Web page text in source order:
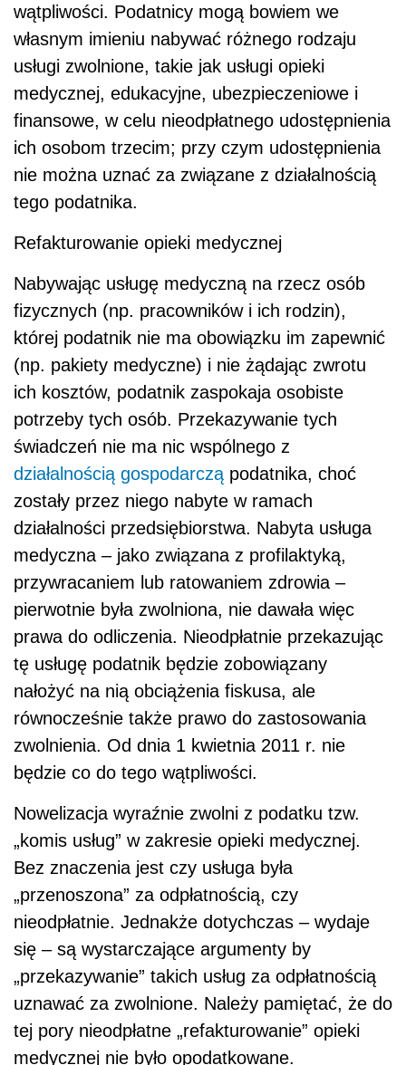
wątpliwości. Podatnicy mogą bowiem we
własnym imieniu nabywać różnego rodzaju
usługi zwolnione, takie jak usługi opieki
medycznej, edukacyjne, ubezpieczeniowe i
finansowe, w celu nieodpłatnego udostępnienia
ich osobom trzecim; przy czym udostępnienia
nie można uznać za związane z działalnością
tego podatnika.
Refakturowanie opieki medycznej
Nabywając usługę medyczną na rzecz osób
fizycznych (np. pracowników i ich rodzin),
której podatnik nie ma obowiązku im zapewnić
(np. pakiety medyczne) i nie żądając zwrotu
ich kosztów, podatnik zaspokaja osobiste
potrzeby tych osób. Przekazywanie tych
świadczeń nie ma nic wspólnego z
działalnością gospodarczą podatnika, choć
zostały przez niego nabyte w ramach
działalności przedsiębiorstwa. Nabyta usługa
medyczna – jako związana z profilaktyką,
przywracaniem lub ratowaniem zdrowia –
pierwotnie była zwolniona, nie dawała więc
prawa do odliczenia. Nieodpłatnie przekazując
tę usługę podatnik będzie zobowiązany
nałożyć na nią obciążenia fiskusa, ale
równocześnie także prawo do zastosowania
zwolnienia. Od dnia 1 kwietnia 2011 r. nie
będzie co do tego wątpliwości.
Nowelizacja wyraźnie zwolni z podatku tzw.
„komis usług” w zakresie opieki medycznej.
Bez znaczenia jest czy usługa była
„przenoszona” za odpłatnością, czy
nieodpłatnie. Jednakże dotychczas – wydaje
się – są wystarczające argumenty by
„przekazywanie” takich usług za odpłatnością
uznawać za zwolnione. Należy pamiętać, że do
tej pory nieodpłatne „refakturowanie” opieki
medycznej nie było opodatkowane.